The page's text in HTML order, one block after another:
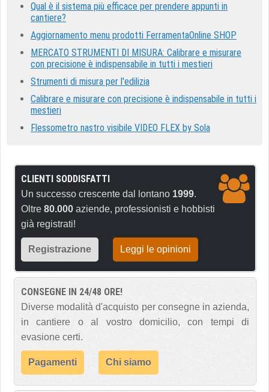
Qual è il sistema più efficace per prendere appunti in
cantiere?
Aggiornamento menu prodotti FerramentaOnline SHOP
MERCATO STRUMENTI DI MISURA: Calibrare e misurare
con precisione è indispensabile in tutti i mestieri
Strumenti di misura per l'edilizia
Calibrare e misurare con precisione è indispensabile in tutti i
mestieri
Flessometro nastro visibile VIDEO FLEX by Sola
CLIENTI SODDISFATTI
Un successo crescente dal lontano 1999.
Oltre 80.000 aziende, professionisti e hobbisti
già registrati!
Registrazione Leggi le opinioni
CONSEGNE IN 24/48 ORE!
Diverse modalità d'acquisto per consegne in azienda,
in cantiere o al vostro domicilio, con tempi di
evasione certi.
Pagamenti Chi siamo